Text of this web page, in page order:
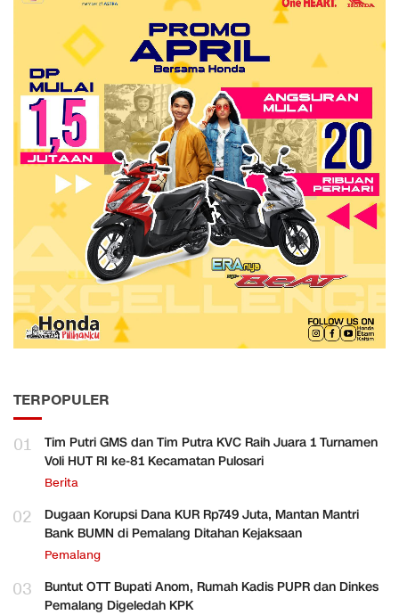
TERPOPULER
01
Tim Putri GMS dan Tim Putra KVC Raih Juara 1 Turnamen
Voli HUT RI ke-81 Kecamatan Pulosari
Berita
02
Dugaan Korupsi Dana KUR Rp749 Juta, Mantan Mantri
Bank BUMN di Pemalang Ditahan Kejaksaan
Pemalang
03
Buntut OTT Bupati Anom, Rumah Kadis PUPR dan Dinkes
Pemalang Digeledah KPK